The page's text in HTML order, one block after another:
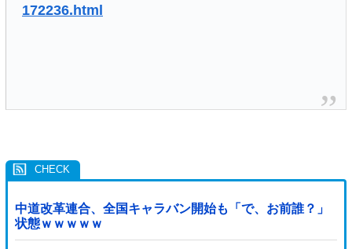
172236.html
中道改革連合、全国キャラバン開始も「で、お前誰？」
状態ｗｗｗｗｗ